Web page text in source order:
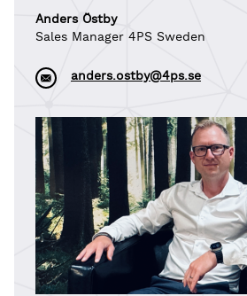
Anders Östby
Sales Manager 4PS Sweden
anders.ostby@4ps.se